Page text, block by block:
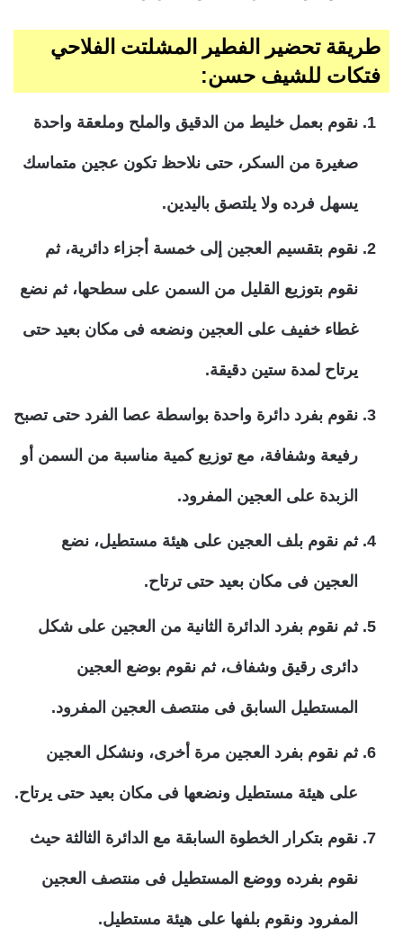
طريقة تحضير الفطير المشلتت الفلاحي
فتكات للشيف حسن:
نقوم بعمل خليط من الدقيق والملح وملعقة واحدة
صغيرة من السكر، حتى نلاحظ تكون عجين متماسك
يسهل فرده ولا يلتصق باليدين.
نقوم بتقسيم العجين إلى خمسة أجزاء دائرية، ثم
نقوم بتوزيع القليل من السمن على سطحها، ثم نضع
غطاء خفيف على العجين ونضعه فى مكان بعيد حتى
يرتاح لمدة ستين دقيقة.
نقوم بفرد دائرة واحدة بواسطة عصا الفرد حتى تصبح
رفيعة وشفافة، مع توزيع كمية مناسبة من السمن أو
الزبدة على العجين المفرود.
ثم نقوم بلف العجين على هيئة مستطيل، نضع
العجين فى مكان بعيد حتى ترتاح.
ثم نقوم بفرد الدائرة الثانية من العجين على شكل
دائرى رقيق وشفاف، ثم نقوم بوضع العجين
المستطيل السابق فى منتصف العجين المفرود.
ثم نقوم بفرد العجين مرة أخرى، ونشكل العجين
على هيئة مستطيل ونضعها فى مكان بعيد حتى يرتاح.
نقوم بتكرار الخطوة السابقة مع الدائرة الثالثة حيث
نقوم بفرده ووضع المستطيل فى منتصف العجين
المفرود ونقوم بلفها على هيئة مستطيل.